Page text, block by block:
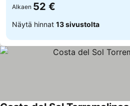
Alkaen 52 €
Näytä hinnat 13 sivustolta